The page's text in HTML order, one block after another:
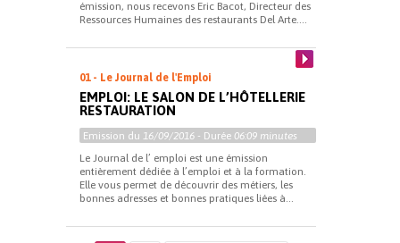
émission, nous recevons Eric Bacot, Directeur des
Ressources Humaines des restaurants Del Arte....
01 - Le Journal de l'Emploi
EMPLOI: LE SALON DE L’HÔTELLERIE
RESTAURATION
Emission du 16/09/2016 - Durée 06:09 minutes
Le Journal de l’ emploi est une émission
entièrement dédiée à l’emploi et à la formation.
Elle vous permet de découvrir des métiers, les
bonnes adresses et bonnes pratiques liées à...